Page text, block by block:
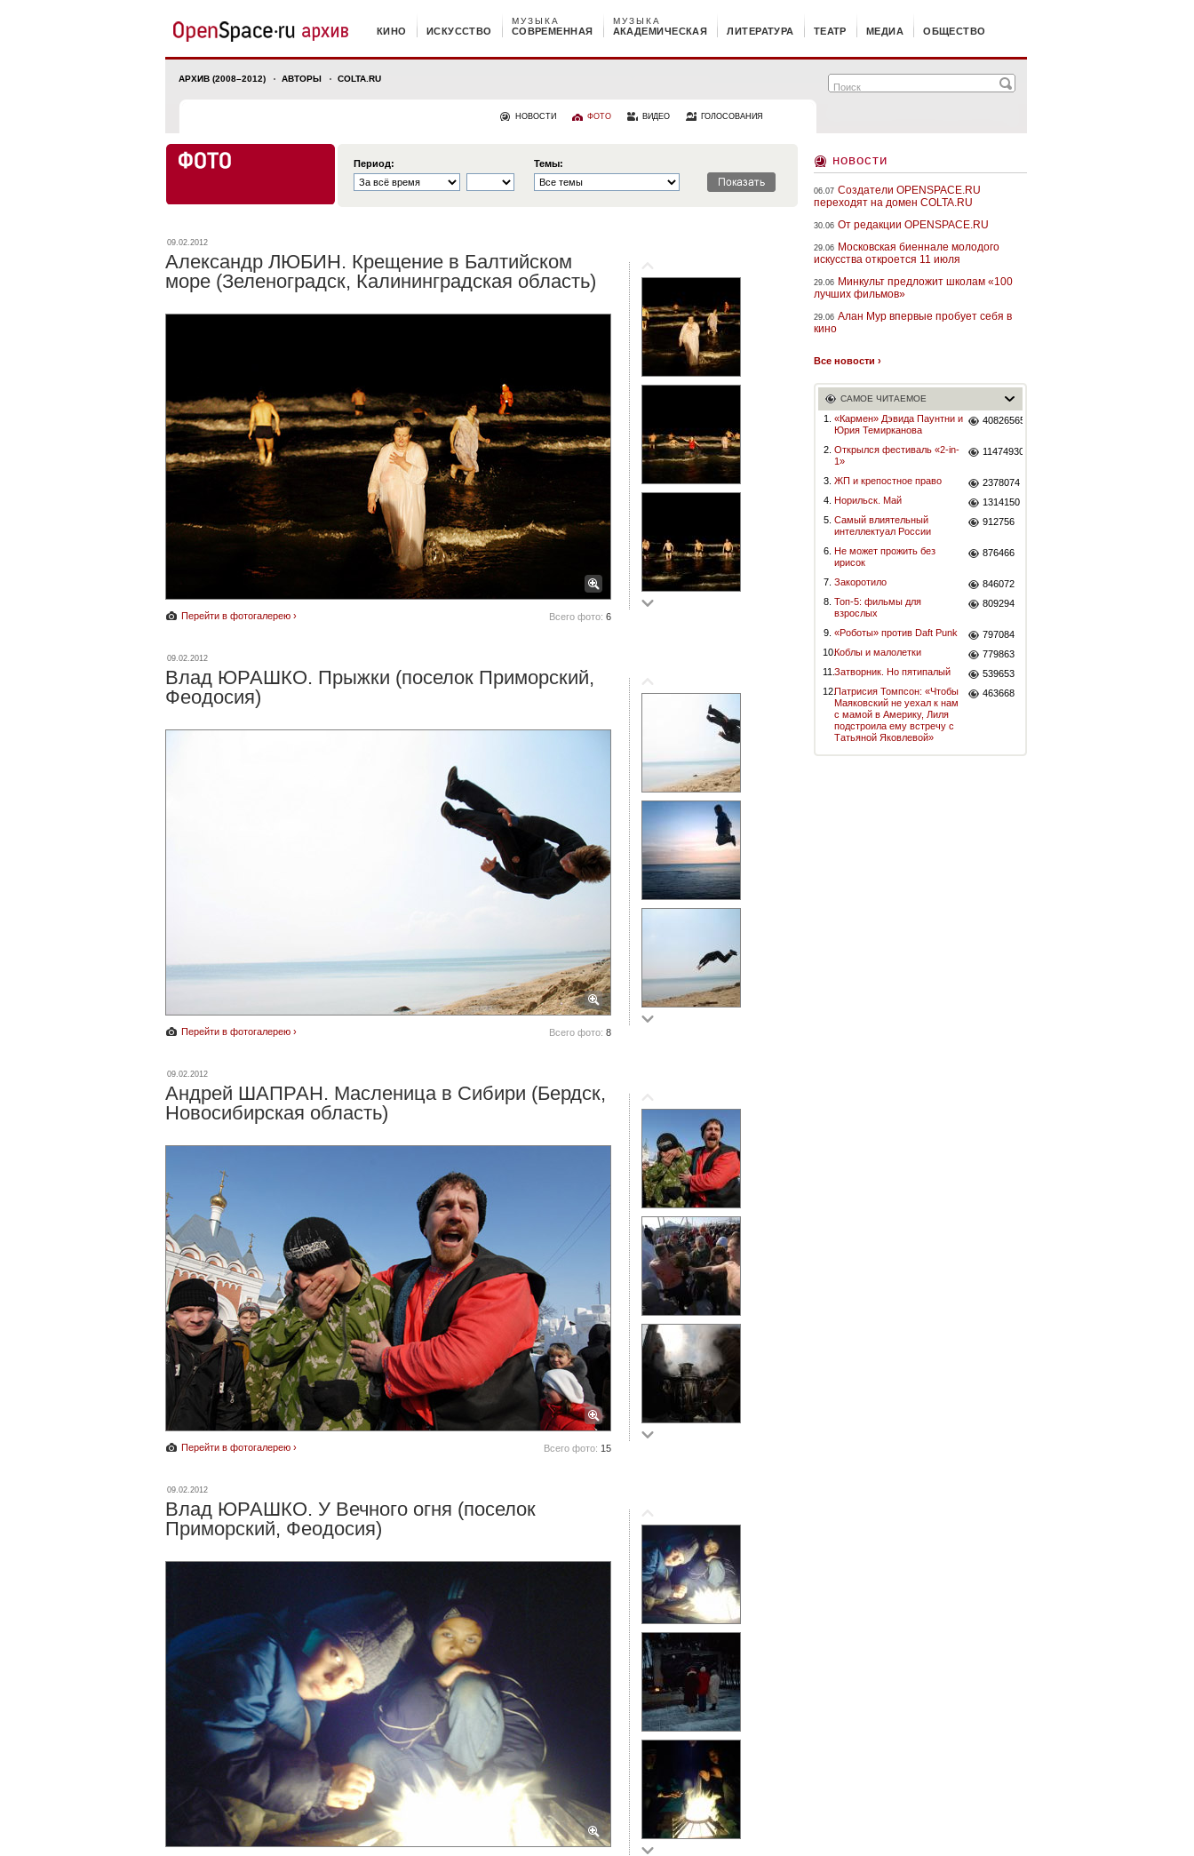
КИНО ИСКУССТВО СОВРЕМЕННАЯ
МУЗЫКА
АКАДЕМИЧЕСКАЯ
МУЗЫКА
ЛИТЕРАТУРА ТЕАТР МЕДИА ОБЩЕСТВО
АРХИВ (2008–2012) АВТОРЫ COLTA.RU
НОВОСТИ ФОТО ВИДЕО ГОЛОСОВАНИЯ
Период: Темы:
09.02.2012
Александр ЛЮБИН. Крещение в Балтийском
море (Зеленоградск, Калининградская область)
Перейти в фотогалерею › Всего фото: 6
09.02.2012
Влад ЮРАШКО. Прыжки (поселок Приморский,
Феодосия)
Перейти в фотогалерею › Всего фото: 8
09.02.2012
Андрей ШАПРАН. Масленица в Сибири (Бердск,
Новосибирская область)
Перейти в фотогалерею › Всего фото: 15
09.02.2012
Влад ЮРАШКО. У Вечного огня (поселок
Приморский, Феодосия)
новости
06.07 Создатели OPENSPACE.RU
переходят на домен COLTA.RU
30.06 От редакции OPENSPACE.RU
29.06 Московская биеннале молодого
искусства откроется 11 июля
29.06 Минкульт предложит школам «100
лучших фильмов»
29.06 Алан Мур впервые пробует себя в
кино
Все новости ›
САМОЕ ЧИТАЕМОЕ
1.
«Кармен» Дэвида Паунтни и
Юрия Темирканова
40826565
2. Открылся фестиваль «2-in-
1»
11474930
3. ЖП и крепостное право
2378074
4. Норильск. Май
1314150
5. Самый влиятельный
интеллектуал России
912756
6. Не может прожить без
ирисок
876466
7. Закоротило
846072
8. Топ-5: фильмы для
взрослых
809294
9. «Роботы» против Daft Punk
797084
10.Коблы и малолетки
779863
11.Затворник. Но пятипалый
539653
12.Патрисия Томпсон: «Чтобы
Маяковский не уехал к нам
с мамой в Америку, Лиля
подстроила ему встречу с
Татьяной Яковлевой»
463668